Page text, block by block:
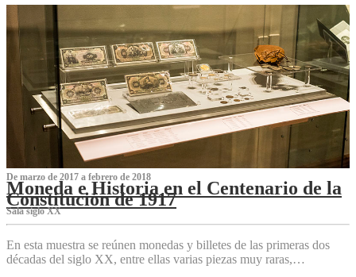
De marzo de 2017 a febrero de 2018
Moneda e Historia en el Centenario de la
Constitución de 1917
Sala siglo XX
En esta muestra se reúnen monedas y billetes de las primeras dos
décadas del siglo XX, entre ellas varias piezas muy raras,…